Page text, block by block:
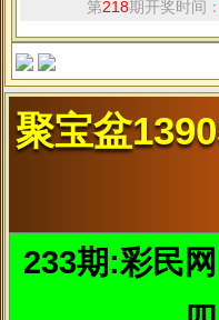
1、补充营养
营养对肌肤很重要，
鸡蛋和瘦肉中的优质蛋白质
季应适当补充糖分，因为肝